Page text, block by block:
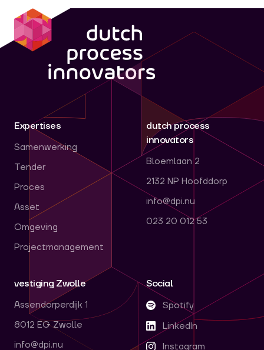
Expertises
Samenwerking
Tender
Proces
Asset
Omgeving
Projectmanagement
dutch process
innovators
Bloemlaan 2
2132 NP Hoofddorp
info@dpi.nu
023 20 012 53
vestiging Zwolle
Assendorperdijk 1
8012 EG Zwolle
info@dpi.nu
Social
Spotify
LinkedIn
Instagram